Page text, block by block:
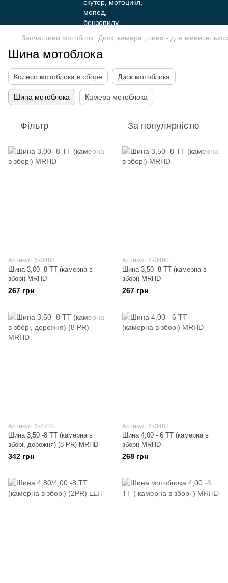
Запчастини мотоблок Диск ,камера ,шина - для
Шина мотоблока
Колесо мотоблока в сборе Диск мотоблока
Шина мотоблока Камера мотоблока
Фільтр За популярністю
Артикул: S-3488
Шина 3,00 -8 TT (камерна в
зборі) MRHD
267 грн
Артикул: S-3490
Шина 3,50 -8 TT (камерна в
зборі) MRHD
267 грн
Артикул: S-4840
Шина 3,50 -8 TT (камерна в
зборі, дорожня) (8 PR) MRHD
342 грн
Артикул: S-3487
Шина 4,00 - 6 TT (камерна в
зборі) MRHD
268 грн